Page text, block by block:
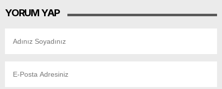
YORUM YAP